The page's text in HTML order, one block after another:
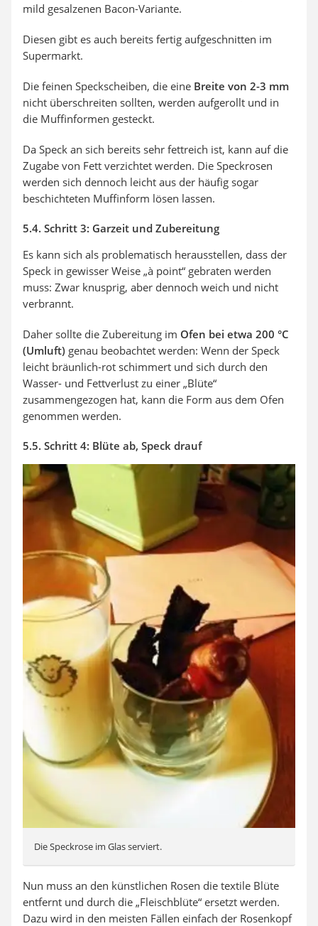
mild gesalzenen Bacon-Variante.
Diesen gibt es auch bereits fertig aufgeschnitten im
Supermarkt.
Die feinen Speckscheiben, die eine Breite von 2-3 mm
nicht überschreiten sollten, werden aufgerollt und in
die Muffinformen gesteckt.
Da Speck an sich bereits sehr fettreich ist, kann auf die
Zugabe von Fett verzichtet werden. Die Speckrosen
werden sich dennoch leicht aus der häufig sogar
beschichteten Muffinform lösen lassen.
5.4. Schritt 3: Garzeit und Zubereitung
Es kann sich als problematisch herausstellen, dass der
Speck in gewisser Weise „à point“ gebraten werden
muss: Zwar knusprig, aber dennoch weich und nicht
verbrannt.
Daher sollte die Zubereitung im Ofen bei etwa 200 °C
(Umluft) genau beobachtet werden: Wenn der Speck
leicht bräunlich-rot schimmert und sich durch den
Wasser- und Fettverlust zu einer „Blüte“
zusammengezogen hat, kann die Form aus dem Ofen
genommen werden.
5.5. Schritt 4: Blüte ab, Speck drauf
Die Speckrose im Glas serviert.
Nun muss an den künstlichen Rosen die textile Blüte
entfernt und durch die „Fleischblüte“ ersetzt werden.
Dazu wird in den meisten Fällen einfach der Rosenkopf